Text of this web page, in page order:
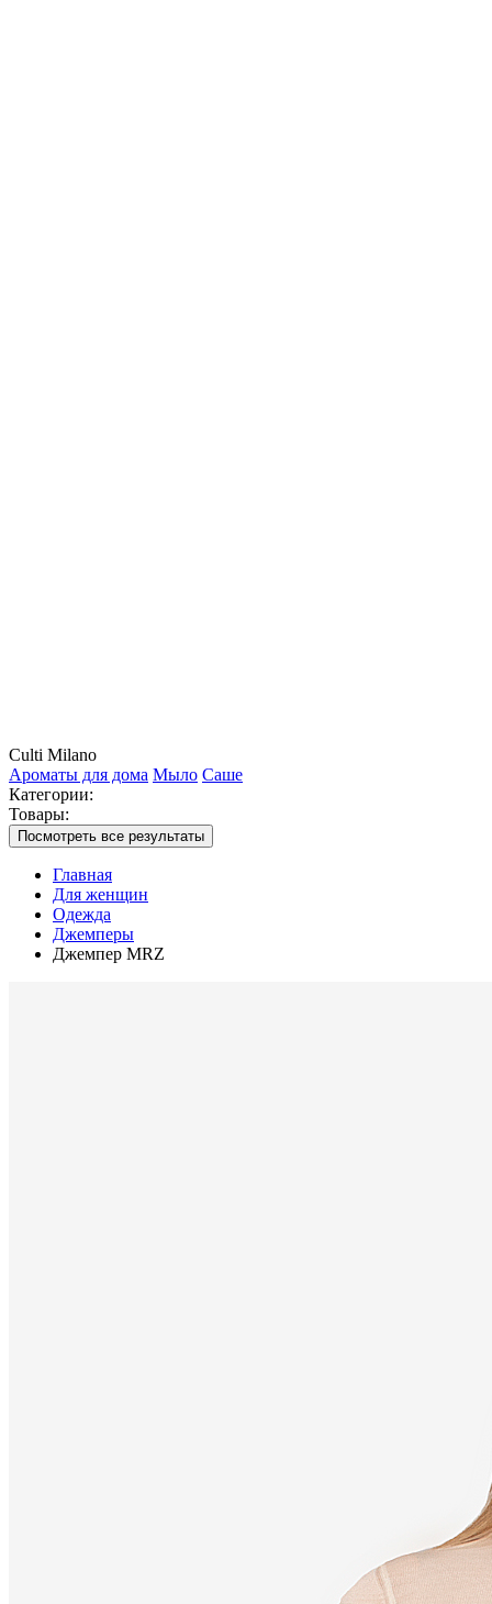
Culti Milano
Ароматы для дома Мыло Саше
Категории:
Товары:
Посмотреть все результаты
Главная
Для женщин
Одежда
Джемперы
Джемпер MRZ